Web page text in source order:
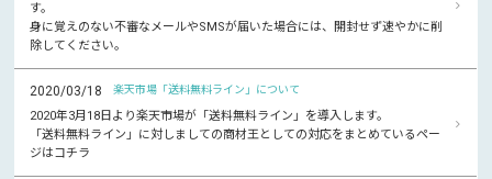
す。
身に覚えのない不審なメールやSMSが届いた場合には、開封せず速やかに削
除してください。
2020/03/18 楽天市場「送料無料ライン」について
2020年3月18日より楽天市場が「送料無料ライン」を導入します。
「送料無料ライン」に対しましての商材王としての対応をまとめているペー
ジはコチラ